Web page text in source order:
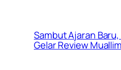
Sambut Ajaran
Gelar Review